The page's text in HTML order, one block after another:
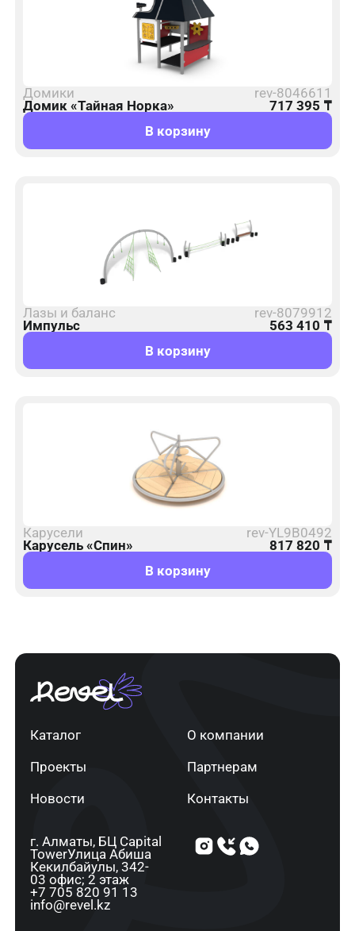
Домики
rev-8046611
Домик «Тайная Норка»
717 395 ₸
В корзину
Лазы и баланс
rev-8079912
Импульс
563 410 ₸
В корзину
Карусели
rev-YL9B0492
Карусель «Спин»
817 820 ₸
В корзину
Каталог
О компании
Проекты
Партнерам
Новости
Контакты
г. Алматы, ​БЦ Capital
Tower​Улица Абиша
Кекилбайулы, 34​2-
03 офис; 2 этаж
+7 705 820 91 13
info@revel.kz